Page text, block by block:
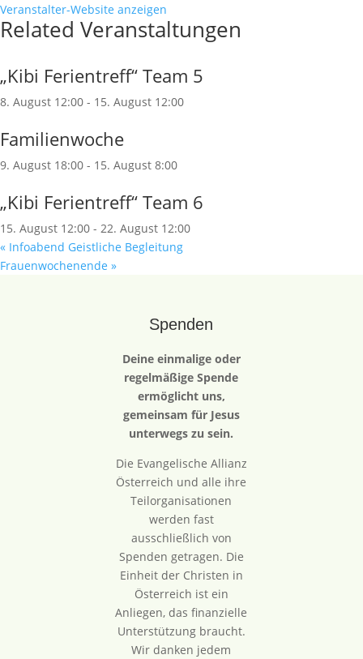
Veranstalter-Website anzeigen
Related Veranstaltungen
„Kibi Ferientreff“ Team 5
8. August 12:00 - 15. August 12:00
Familienwoche
9. August 18:00 - 15. August 8:00
„Kibi Ferientreff“ Team 6
15. August 12:00 - 22. August 12:00
« Infoabend Geistliche Begleitung
Frauenwochenende »
Spenden
Deine einmalige oder
regelmäßige Spende
ermöglicht uns,
gemeinsam für Jesus
unterwegs zu sein.
Die Evangelische Allianz
Österreich und alle ihre
Teilorganisationen
werden fast
ausschließlich von
Spenden getragen. Die
Einheit der Christen in
Österreich ist ein
Anliegen, das finanzielle
Unterstützung braucht.
Wir danken jedem